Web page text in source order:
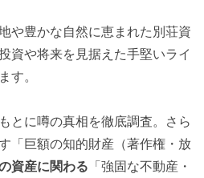
や豊かな自然に恵まれた別荘資
資や将来を見据えた手堅いライ
す。
とに噂の真相を徹底調査。さら
「巨額の知的財産（著作権・放
資産に関わる 「強固な不動産・